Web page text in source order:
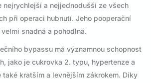
a nejjednodušší ze všech
při operaci hubnutí. Jeho pooperační
snadná a pohodlná.
bypassu má významnou schopnost
jako je cukrovka 2. typu, hypertenze a
také kratším a levnějším zákrokem. Díky